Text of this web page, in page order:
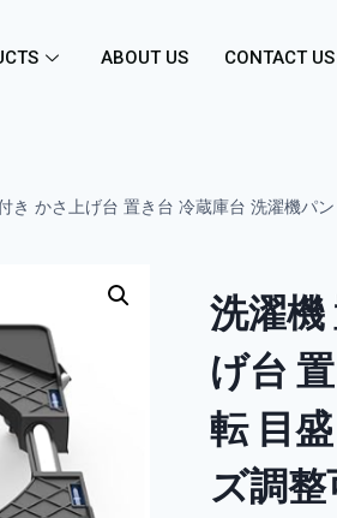
ABOUT US CONTACT US
き かさ上げ台 置き台 冷蔵庫台 洗濯機
洗濯機
げ台
転 目
ズ調